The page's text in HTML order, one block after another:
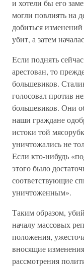
и хотели бы его
могли повлиять на
добиться
убит, а затем
Если поднять
арестован, то
большевиков.
голосовал против
большевиков. Они
наши граждане
истоки той
уничтожались не
Если кто-нибудь
этого было
соответствующие
уничтоженным».
Таким образом,
началу массовых
положения,
вносящие
рассмотрения